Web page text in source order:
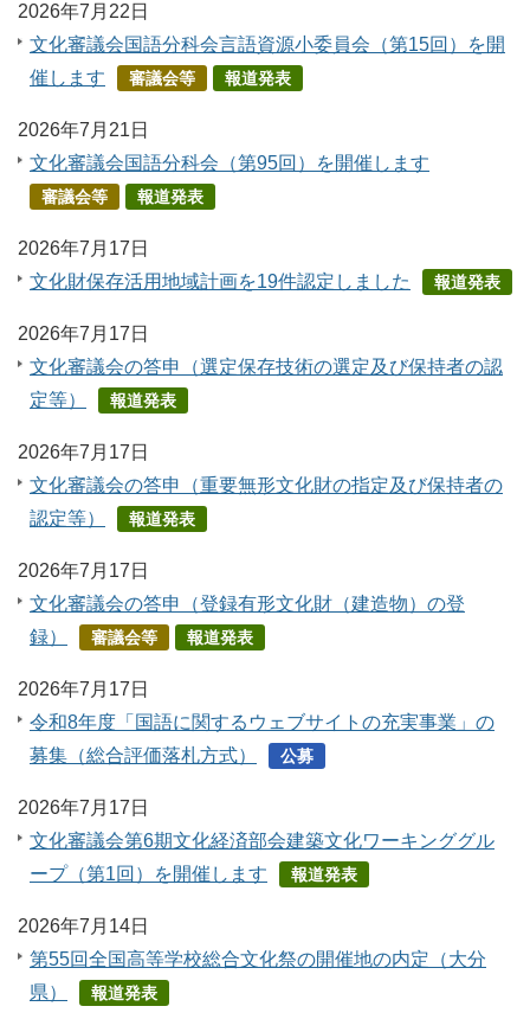
2026年7月22日
文化審議会国語分科会言語資源小委員会（第15回）を開
催します
審議会等 報道発表
2026年7月21日
文化審議会国語分科会（第95回）を開催します
審議会等 報道発表
2026年7月17日
文化財保存活用地域計画を19件認定しました
報道発表
2026年7月17日
文化審議会の答申（選定保存技術の選定及び保持者の認
定等）
報道発表
2026年7月17日
文化審議会の答申（重要無形文化財の指定及び保持者の
認定等）
報道発表
2026年7月17日
文化審議会の答申（登録有形文化財（建造物）の登
録）
審議会等 報道発表
2026年7月17日
令和8年度「国語に関するウェブサイトの充実事業」の
募集（総合評価落札方式）
公募
2026年7月17日
文化審議会第6期文化経済部会建築文化ワーキンググル
ープ（第1回）を開催します
報道発表
2026年7月14日
第55回全国高等学校総合文化祭の開催地の内定（大分
県）
報道発表